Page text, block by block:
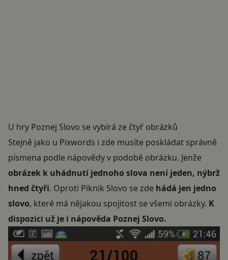
U hry Poznej Slovo se vybírá ze čtyř obrázků
Stejně jako u Pixwords i zde musíte poskládat správně
písmena podle nápovědy v podobě obrázku. Jenže
obrázek k uhádnutí jednoho slova není jeden, nýbrž
hned čtyři. Oproti Piknik Slovo se zde hádá jen jedno
slovo, které má nějakou spojitost se všemi obrázky. K
dispozici už je i nápověda Poznej Slovo.